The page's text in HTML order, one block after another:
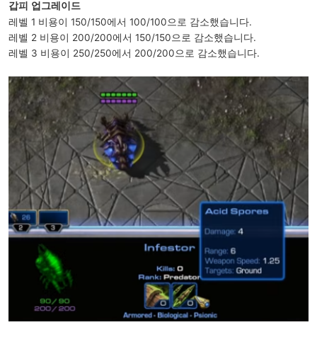
갑피 업그레이드
레벨 1 비용이 150/150에서 100/100으로 감소했습니다.
레벨 2 비용이 200/200에서 150/150으로 감소했습니다.
레벨 3 비용이 250/250에서 200/200으로 감소했습니다.